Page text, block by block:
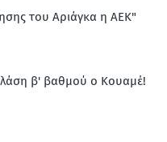
του Αριάγκα η ΑΕΚ"
β' βαθμού ο Κουαμέ!